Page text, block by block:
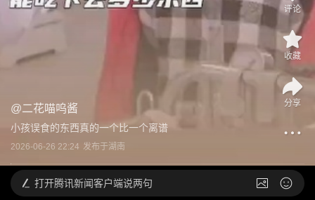
@二花喵呜酱
小孩误食的东西真的一个比一个离谱
2026-06-26 22:24 发布于湖南
评论
收藏
分享
打开腾讯新闻客户端说两句